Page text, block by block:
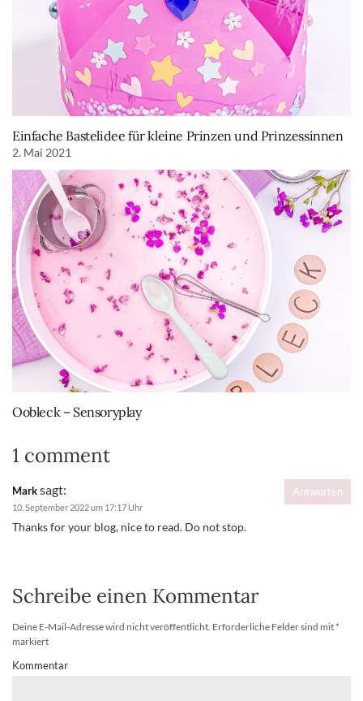
Einfache Bastelidee für kleine Prinzen und Prinzessinnen
2. Mai 2021
Oobleck – Sensoryplay
1 comment
Marksagt:
10. September 2022 um 17:17 Uhr
Thanks for your blog, nice to read. Do not stop.
Antworten
Schreibe einen Kommentar
Deine E-Mail-Adresse wird nicht veröffentlicht. Erforderliche Felder sind mit *
markiert
Kommentar